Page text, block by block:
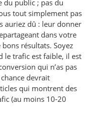
du public ; pas du
tout simplement pas
auriez dû : leur donner
dans votre
résultats. Soyez
le trafic est faible, il est
qui n’as pas
devrait
qui montrent des
(au moins 10-20